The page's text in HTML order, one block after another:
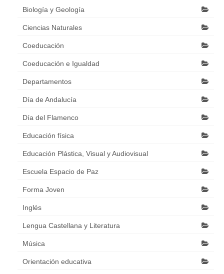
Biología y Geología
Ciencias Naturales
Coeducación
Coeducación e Igualdad
Departamentos
Día de Andalucía
Día del Flamenco
Educación física
Educación Plástica, Visual y Audiovisual
Escuela Espacio de Paz
Forma Joven
Inglés
Lengua Castellana y Literatura
Música
Orientación educativa